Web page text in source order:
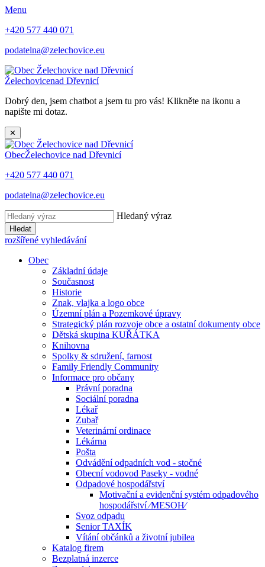
Menu
+420 577 440 071
podatelna@zelechovice.eu
Želechovicenad Dřevnicí
Dobrý den, jsem chatbot a jsem tu pro vás! Klikněte na ikonu a
napište mi dotaz.
✕
ObecŽelechovice nad Dřevnicí
+420 577 440 071
podatelna@zelechovice.eu
Hledaný výraz
Hledat
rozšířené vyhledávání
Obec
Základní údaje
Současnost
Historie
Znak, vlajka a logo obce
Územní plán a Pozemkové úpravy
Strategický plán rozvoje obce a ostatní dokumenty obce
Dětská skupina KUŘÁTKA
Knihovna
Spolky & sdružení, farnost
Family Friendly Community
Informace pro občany
Právní poradna
Sociální poradna
Lékař
Zubař
Veterinární ordinace
Lékárna
Pošta
Odvádění odpadních vod - stočné
Obecní vodovod Paseky - vodné
Odpadové hospodářství
Motivační a evidenční systém odpadového
hospodářství ⁄MESOH⁄
Svoz odpadu
Senior TAXÍK
Vítání občánků a životní jubilea
Katalog firem
Bezplatná inzerce